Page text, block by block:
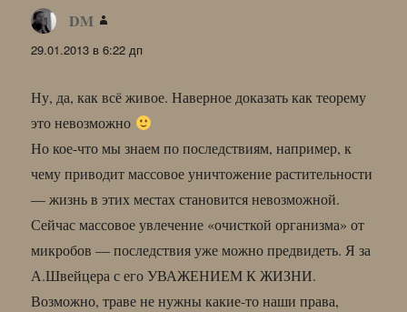
DM
29.01.2013 в 6:22 дп
Ну, да, как всё живое. Наверное доказать как теорему
это невозможно
Но кое-что мы знаем по последствиям, например, к
чему приводит массовое уничтожение растительности
— жизнь в этих местах становится невозможной.
Сейчас массовое увлечение «очисткой организма» от
микробов — последствия уже можно предвидеть. Я за
А.Швейцера с его УВАЖЕНИЕМ К ЖИЗНИ.
Возможно, траве не нужны какие-то наши права,